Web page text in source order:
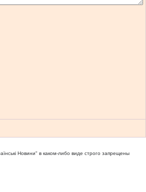
Новини" в каком-либо виде строго запрещены